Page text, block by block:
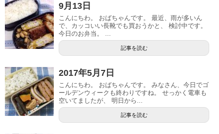
9月13日
こんにちわ。 おばちゃんです。 最近、雨が多いん
で、カッコいい長靴でも買おうかと、 検討中です。
今日のお弁当。 ...
記事を読む
2017年5月7日
こんにちわ。 おばちゃんです。 みなさん、今日でゴ
ールデンウィークも終わりですね。 せっかく電車も
空いてましたが、 明日から...
記事を読む